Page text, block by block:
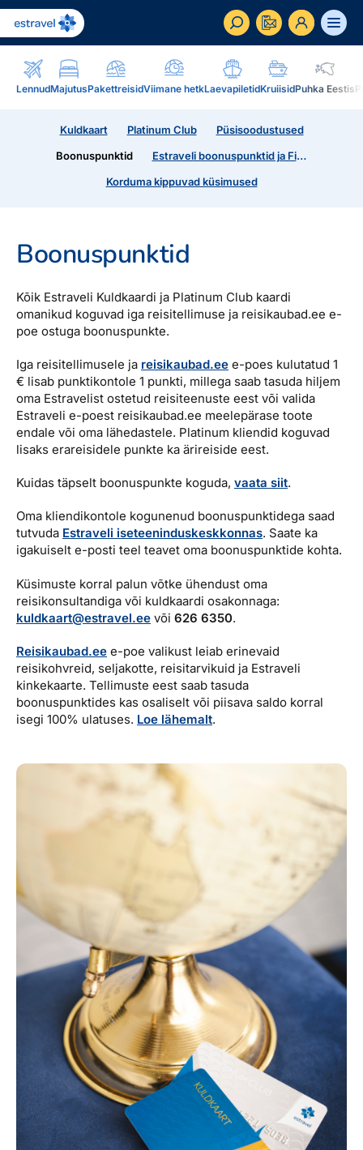
LennudMajutusPakettreisidViimane hetkLaevapiletidKruiisidPuhka Eestis
ET RU EN
Kuidas saada ärikliendiks, eelised, teenused...
Inspiratsioon & blogi
Sihtkohad
Podcastid
Uudiskiri
Reisiajakiri Traveller
Reisidele lisaks
Järelmaks, Estraveli kinkekaart, Airalo eSim,
Järelmaks
Reisitarvete e-pood
Airalo eSIM
Reisija meelespea
Lojaalsusprogramm
Boonuspunktid, Kuldkaart, Platinum kaart...
Kuldkaart
Platinum Club
Püsisoodustused
Meist
Ettevõttest, kontaktid, reisikonsultandi teenus, tule
tööle, uudised...
Ettevõttest
Kontaktid
Reisikonsultandi teenus
Tule tööle
Uudised
Kuldkaart Platinum Club
Püsisoodustused
Boonuspunktid
Estraveli boonuspunktid ja Finnair aviosed
Korduma kippuvad küsimused
Boonuspunktid
Kõik Estraveli Kuldkaardi ja Platinum Club kaardi
omanikud koguvad iga reisitellimuse ja reisikaubad.ee e-
poe ostuga boonuspunkte.
Iga reisitellimusele ja reisikaubad.ee e-poes kulutatud 1
€ lisab punktikontole 1 punkti, millega saab tasuda hiljem
oma Estravelist ostetud reisiteenuste eest või valida
Estraveli e-poest reisikaubad.ee meelepärase toote
endale või oma lähedastele. Platinum kliendid koguvad
lisaks erareisidele punkte ka ärireiside eest.
Kuidas täpselt boonuspunkte koguda, vaata siit.
Oma kliendikontole kogunenud boonuspunktidega saad
tutvuda Estraveli iseteeninduskeskkonnas. Saate ka
igakuiselt e-posti teel teavet oma boonuspunktide kohta.
Küsimuste korral palun võtke ühendust oma
reisikonsultandiga või kuldkaardi osakonnaga:
kuldkaart@estravel.ee või 626 6350.
Reisikaubad.ee e-poe valikust leiab erinevaid
reisikohvreid, seljakotte, reisitarvikuid ja Estraveli
kinkekaarte. Tellimuste eest saab tasuda
boonuspunktides kas osaliselt või piisava saldo korral
isegi 100% ulatuses. Loe lähemalt.